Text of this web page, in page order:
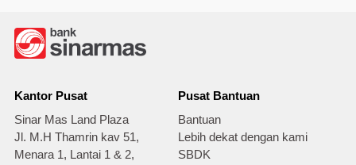
Kantor Pusat
Sinar Mas Land Plaza
Jl. M.H Thamrin kav 51,
Menara 1, Lantai 1 & 2,
Pusat Bantuan
Bantuan
Lebih dekat dengan kami
SBDK